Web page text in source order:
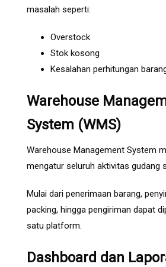
masalah seperti:
Overstock
Stok kosong
Kesalahan perhitungan
Warehouse
System (WMS)
Warehouse Management System
mengatur seluruh aktivitas gudang
Mulai dari penerimaan barang,
packing, hingga pengiriman dapat
satu platform.
Dashboard dan